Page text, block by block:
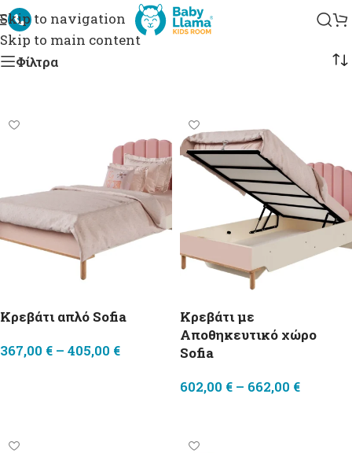
Skip to navigation
Skip to main content
Sofia
Φίλτρα
Κρεβάτι απλό Sofia
367,00 € – 405,00 €
Κρεβάτι με
Αποθηκευτικό χώρο
Sofia
602,00 € – 662,00 €